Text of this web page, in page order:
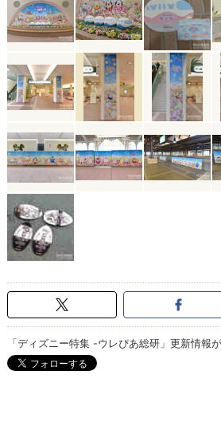
「ディズニー特集 -ウレぴあ総研」更新情報